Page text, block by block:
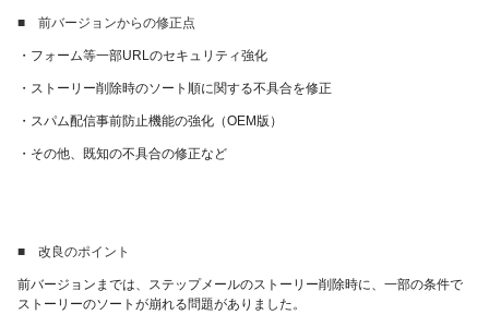
■ 前バージョンからの修正点
・ フォーム等一部URLのセキュリティ強化
・ストーリー削除時のソート順に関する不具合を修正
・スパム配信事前防止機能の強化（OEM版）
・その他、既知の不具合の修正など
■ 改良のポイント
前バージョンまでは、ステップメールのストーリー削除時に、一部の条件で
ストーリーのソートが崩れる問題がありました。